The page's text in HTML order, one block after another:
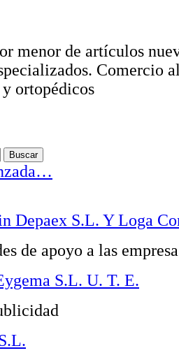
menor de artículos
Comercio
ortopédicos
Depaex S.L. Y Loga
de apoyo a las
S.L. U. T. E.